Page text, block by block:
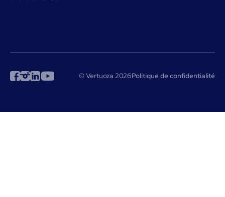
© Vertuoza 2026Politique de confidentialité